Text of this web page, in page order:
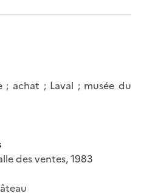
achat ; Laval ; musée du
des ventes, 1983